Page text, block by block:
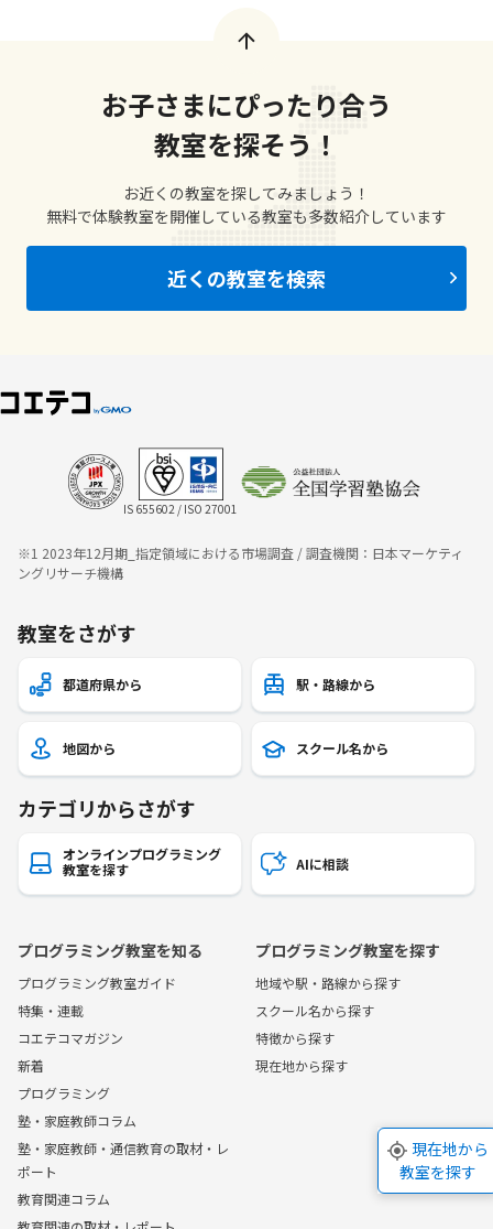
現在地から
教室を探す
お子さまにぴったり合う
教室を探そう！
お近くの教室を探してみましょう！
無料で体験教室を開催している教室も多数紹介しています
近くの教室を検索
IS 655602 / ISO 27001
※1 2023年12月期_指定領域における市場調査 / 調査機関：日本マーケティ
ングリサーチ機構
教室をさがす
都道府県から 駅・路線から
地図から スクール名から
カテゴリからさがす
オンラインプログラミング
教室を探す
AIに相談
プログラミング教室を知る
プログラミング教室ガイド
特集・連載
コエテコマガジン
新着
プログラミング
塾・家庭教師コラム
塾・家庭教師・通信教育の取材・レ
ポート
教育関連コラム
プログラミング教室を探す
地域や駅・路線から探す
スクール名から探す
特徴から探す
現在地から探す